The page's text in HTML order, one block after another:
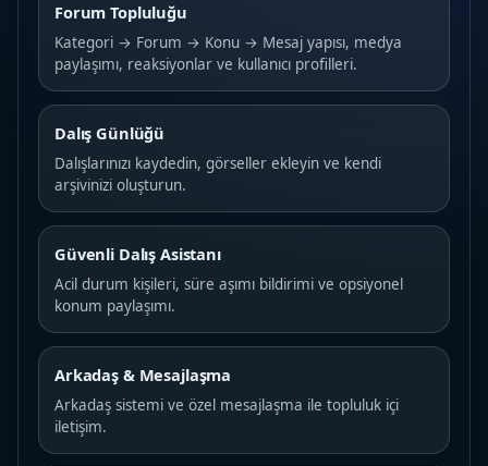
Forum Topluluğu
Kategori → Forum → Konu → Mesaj yapısı, medya
paylaşımı, reaksiyonlar ve kullanıcı profilleri.
Dalış Günlüğü
Dalışlarınızı kaydedin, görseller ekleyin ve kendi
arşivinizi oluşturun.
Güvenli Dalış Asistanı
Acil durum kişileri, süre aşımı bildirimi ve opsiyonel
konum paylaşımı.
Arkadaş & Mesajlaşma
Arkadaş sistemi ve özel mesajlaşma ile topluluk içi
iletişim.